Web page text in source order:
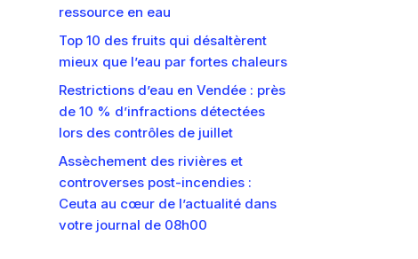
ressource en eau
Top 10 des fruits qui désaltèrent
mieux que l’eau par fortes chaleurs
Restrictions d’eau en Vendée : près
de 10 % d’infractions détectées
lors des contrôles de juillet
Assèchement des rivières et
controverses post-incendies :
Ceuta au cœur de l’actualité dans
votre journal de 08h00